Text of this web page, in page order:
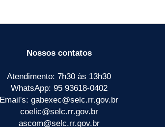
Nossos contatos
Atendimento: 7h30 às 13h30
WhatsApp: 95 93618-0402
Email's: gabexec@selc.rr.gov.br
coelic@selc.rr.gov.br
ascom@selc.rr.gov.br